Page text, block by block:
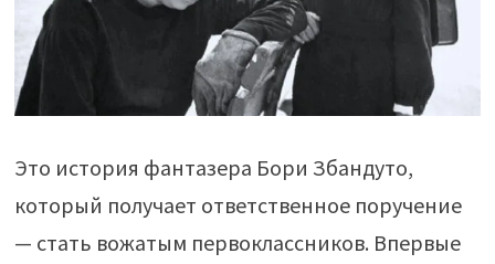
Это история фантазера Бори Збандуто,
который получает ответственное поручение
— стать вожатым первоклассников. Впервые